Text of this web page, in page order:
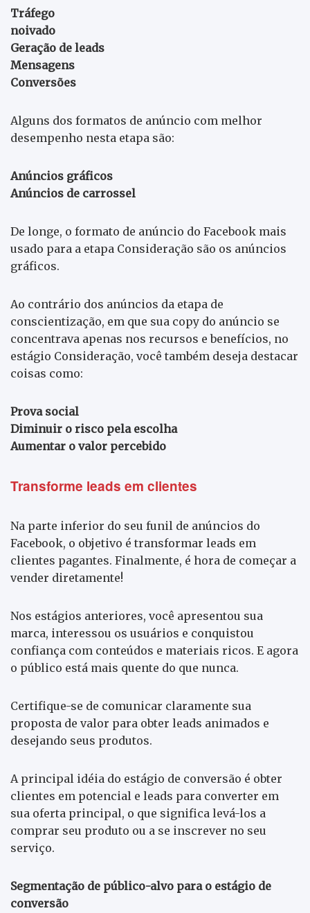
Tráfego
noivado
Geração de leads
Mensagens
Conversões
Alguns dos formatos de anúncio com melhor
desempenho nesta etapa são:
Anúncios gráficos
Anúncios de carrossel
De longe, o formato de anúncio do Facebook mais
usado para a etapa Consideração são os anúncios
gráficos.
Ao contrário dos anúncios da etapa de
conscientização, em que sua copy do anúncio se
concentrava apenas nos recursos e benefícios, no
estágio Consideração, você também deseja destacar
coisas como:
Prova social
Diminuir o risco pela escolha
Aumentar o valor percebido
Transforme leads em clientes
Na parte inferior do seu funil de anúncios do
Facebook, o objetivo é transformar leads em
clientes pagantes. Finalmente, é hora de começar a
vender diretamente!
Nos estágios anteriores, você apresentou sua
marca, interessou os usuários e conquistou
confiança com conteúdos e materiais ricos. E agora
o público está mais quente do que nunca.
Certifique-se de comunicar claramente sua
proposta de valor para obter leads animados e
desejando seus produtos.
A principal idéia do estágio de conversão é obter
clientes em potencial e leads para converter em
sua oferta principal, o que significa levá-los a
comprar seu produto ou a se inscrever no seu
serviço.
Segmentação de público-alvo para o estágio de
conversão